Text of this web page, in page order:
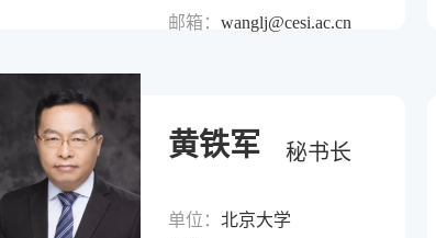
邮箱： wanglj@cesi.ac.cn
黄铁军 秘书长
单位： 北京大学